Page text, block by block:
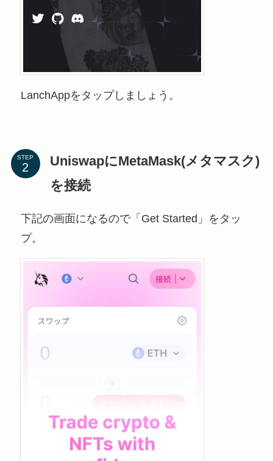
LanchAppをタップしましょう。
STEP
UniswapにMetaMask(メタマスク)
を接続
下記の画面になるので「Get Started」をタッ
プ。